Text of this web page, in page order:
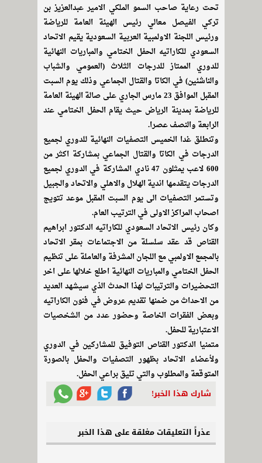
تحت رعاية صاحب السمو الملكي الامير عبدالعزيز بن
تركي الفيصل معالي رئيس الهيئة العامة للرياضة
ورئيس اللجنة الاولمبية العربية السعودية يقيم الاتحاد
السعودي للكاراتيه الحفل الختامي والمباريات النهائية
للدوري الممتاز للدرجات الثلاث (العمومي والشباب
والناشئين) في الكاتا والقتال الجماعي وذلك يوم السبت
المقبل الموافق 23 مارس الجاري على صالة الهيئة العامة
للرياضة بمدينة الرياض حيث يقام الحفل الختامي عند
الرابعة والنصف عصرا.
وتنطلق غدا الخميس التصفيات النهائية للدوري لجميع
الدرجات في الكاتا والقتال الجماعي بمشاركة اكثر من
600 لاعب يمثلون 47 نادي المشاركة في الدوري لجميع
الدرجات يتقدمها اندية الهلال والاهلي والاتحاد والجبيل
وتستمر التصفيات الى يوم السبت المقبل موعد تتويج
اصحاب المراكز الاولى في الترتيب العام.
وكان رئيس الاتحاد السعودي للكاراتيه الدكتور ابراهيم
القناص قد عقد سلسلة من الاجتماعات بمقر الاتحاد
بالمجمع الاولمبي مع اللجان المشرفة والعاملة على تنظيم
الحفل الختامي والمباريات النهائية اطلع خلالها على اخر
التحضيرات والترتيبات لهذا الحدث الذي سيشهد العديد
من الاحداث من ضمنها تقديم عروض في فنون الكاراتيه
وبعض الفقرات الخاصة وحضور عدد من الشخصيات
الاعتبارية للحفل.
متمنيا الدكتور القناص التوفيق للمشاركين في الدوري
ولأعضاء الاتحاد بظهور التصفيات والحفل بالصورة
المتوقعة والمطلوب والتي تليق براعي الحفل.
شارك هذا الخبر!
عذراً التعليقات مغلقة على هذا الخبر